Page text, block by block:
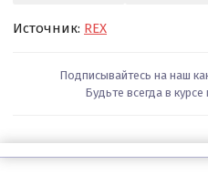
Источник: REX
Подписывайтесь на наш
Будьте всегда в